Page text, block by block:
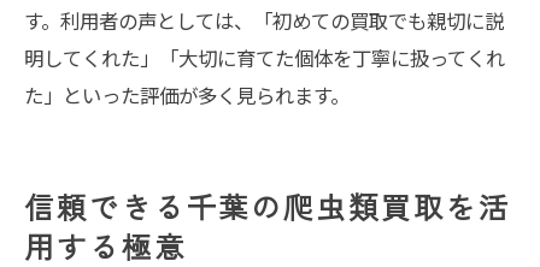
す。利用者の声としては、「初めての買取でも親切に説
明してくれた」「大切に育てた個体を丁寧に扱ってくれ
た」といった評価が多く見られます。
信頼できる千葉の爬虫類買取を活
用する極意